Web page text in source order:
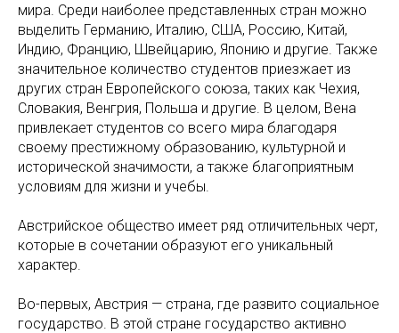
мира. Среди наиболее представленных стран можно
выделить Германию, Италию, США, Россию, Китай,
Индию, Францию, Швейцарию, Японию и другие. Также
значительное количество студентов приезжает из
других стран Европейского союза, таких как Чехия,
Словакия, Венгрия, Польша и другие. В целом, Вена
привлекает студентов со всего мира благодаря
своему престижному образованию, культурной и
исторической значимости, а также благоприятным
условиям для жизни и учебы.
Австрийское общество имеет ряд отличительных черт,
которые в сочетании образуют его уникальный
характер.
Во-первых, Австрия — страна, где развито социальное
государство. В этой стране государство активно